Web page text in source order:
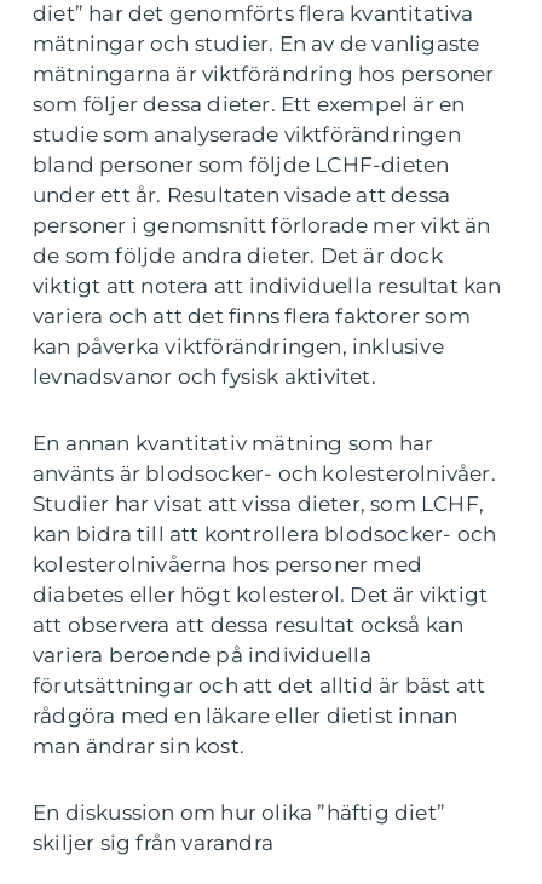
diet” har det genomförts flera kvantitativa
mätningar och studier. En av de vanligaste
mätningarna är viktförändring hos personer
som följer dessa dieter. Ett exempel är en
studie som analyserade viktförändringen
bland personer som följde LCHF-dieten
under ett år. Resultaten visade att dessa
personer i genomsnitt förlorade mer vikt än
de som följde andra dieter. Det är dock
viktigt att notera att individuella resultat kan
variera och att det finns flera faktorer som
kan påverka viktförändringen, inklusive
levnadsvanor och fysisk aktivitet.
En annan kvantitativ mätning som har
använts är blodsocker- och kolesterolnivåer.
Studier har visat att vissa dieter, som LCHF,
kan bidra till att kontrollera blodsocker- och
kolesterolnivåerna hos personer med
diabetes eller högt kolesterol. Det är viktigt
att observera att dessa resultat också kan
variera beroende på individuella
förutsättningar och att det alltid är bäst att
rådgöra med en läkare eller dietist innan
man ändrar sin kost.
En diskussion om hur olika ”häftig diet”
skiljer sig från varandra